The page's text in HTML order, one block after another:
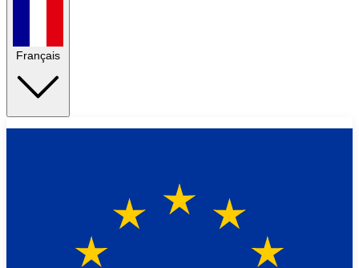
Français